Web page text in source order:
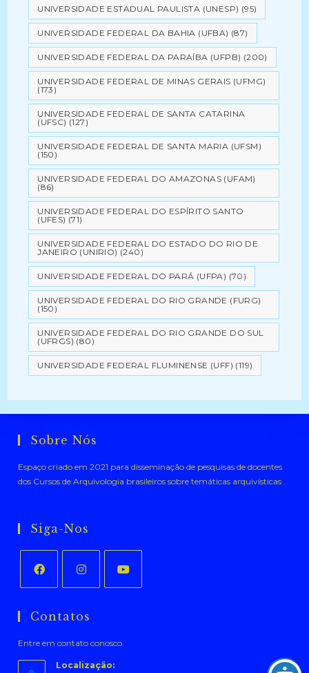
UNIVERSIDADE ESTADUAL PAULISTA (UNESP) (95)
UNIVERSIDADE FEDERAL DA BAHIA (UFBA) (87)
UNIVERSIDADE FEDERAL DA PARAÍBA (UFPB) (200)
UNIVERSIDADE FEDERAL DE MINAS GERAIS (UFMG)
(173)
UNIVERSIDADE FEDERAL DE SANTA CATARINA
(UFSC) (127)
UNIVERSIDADE FEDERAL DE SANTA MARIA (UFSM)
(150)
UNIVERSIDADE FEDERAL DO AMAZONAS (UFAM)
(86)
UNIVERSIDADE FEDERAL DO ESPÍRITO SANTO
(UFES) (71)
UNIVERSIDADE FEDERAL DO ESTADO DO RIO DE
JANEIRO (UNIRIO) (240)
UNIVERSIDADE FEDERAL DO PARÁ (UFPA) (70)
UNIVERSIDADE FEDERAL DO RIO GRANDE (FURG)
(150)
UNIVERSIDADE FEDERAL DO RIO GRANDE DO SUL
(UFRGS) (80)
UNIVERSIDADE FEDERAL FLUMINENSE (UFF) (119)
Sobre Nós
Espaço criado em 2021 para disseminação de pesquisas de docentes
dos Cursos de Arquivologia brasileiros sobre temáticas arquivísticas .
Siga-Nos
em
nova
aba
em
nova
aba
nova
aba
Contatos
Entre em contato conosco.
Localização: